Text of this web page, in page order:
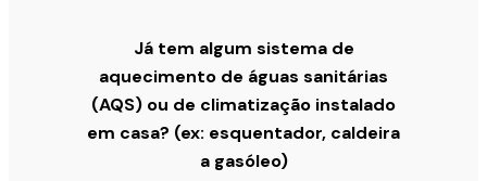
Já tem algum sistema de
aquecimento de águas sanitárias
(AQS) ou de climatização instalado
em casa? (ex: esquentador, caldeira
a gasóleo)